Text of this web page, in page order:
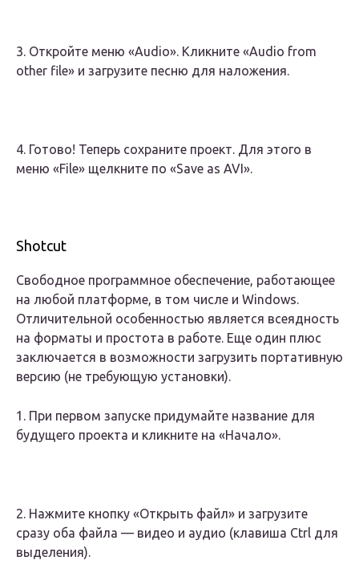
3. Откройте меню «Audio». Кликните «Audio from
other file» и загрузите песню для наложения.
4. Готово! Теперь сохраните проект. Для этого в
меню «File» щелкните по «Save as AVI».
Shotcut
Свободное программное обеспечение, работающее
на любой платформе, в том числе и Windows.
Отличительной особенностью является всеядность
на форматы и простота в работе. Еще один плюс
заключается в возможности загрузить портативную
версию (не требующую установки).
1. При первом запуске придумайте название для
будущего проекта и кликните на «Начало».
2. Нажмите кнопку «Открыть файл» и загрузите
сразу оба файла — видео и аудио (клавиша Ctrl для
выделения).